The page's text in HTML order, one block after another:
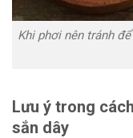
Khi phơi nên tránh
Lưu ý trong
sắn dây